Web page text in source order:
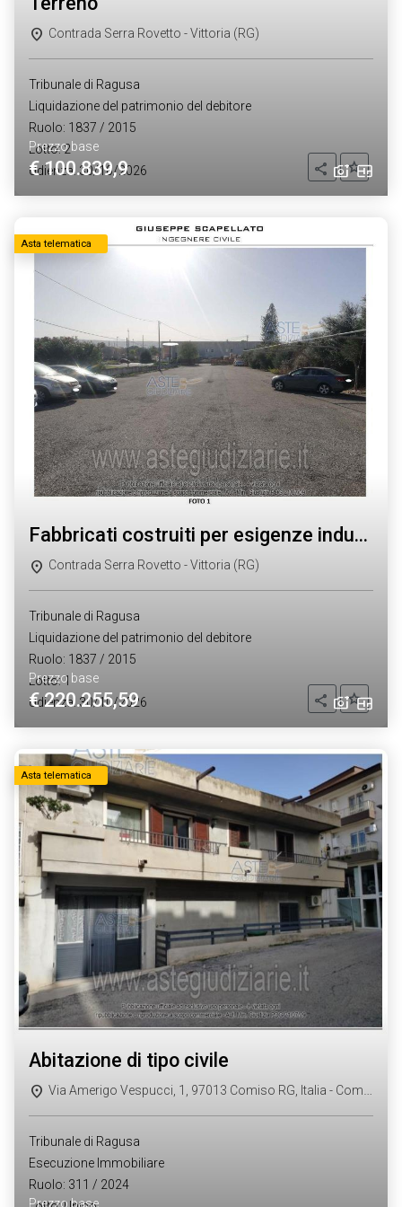
Prezzo base
€ 100.839,9
Contrada Serra Rovetto - Vittoria (RG)
Tribunale di Ragusa
Liquidazione del patrimonio del debitore
Ruolo: 1837 / 2015
Lotto: 2
Udienza: 30/10/2026
Condividi
Asta telematica
Prezzo base
€ 220.255,59
fabbricati costruiti per esigenze industriali
Contrada Serra Rovetto - Vittoria (RG)
Tribunale di Ragusa
Liquidazione del patrimonio del debitore
Ruolo: 1837 / 2015
Lotto: 1
Udienza: 30/10/2026
Condividi
Asta telematica
Prezzo base
abitazione di tipo civile
Via Amerigo Vespucci, 1, 97013 Comiso RG, Italia - Comiso (RG)
Tribunale di Ragusa
Esecuzione Immobiliare
Ruolo: 311 / 2024